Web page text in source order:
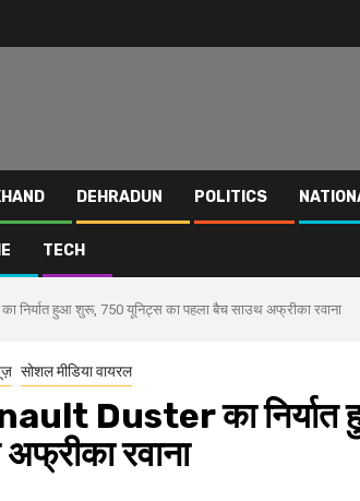
DEHRADUN POLITICS
TECH
निर्यात हुआ शुरू, 750 यूनिट्स का पहला बैच साउथ अफ्रीका रवाना
सोशल मीडिया वायरल
Duster का
रवाना